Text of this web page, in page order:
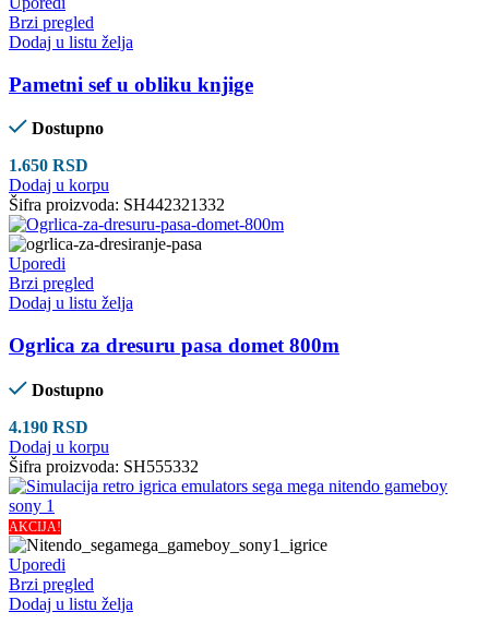
Brzi pregled
Dodaj u listu želja
Pametni sef u obliku knjige
Dostupno
1.650 RSD
Dodaj u korpu
Šifra proizvoda: SH442321332
Uporedi
Brzi pregled
Dodaj u listu želja
Ogrlica za dresuru pasa domet 800m
Dostupno
4.190 RSD
Dodaj u korpu
Šifra proizvoda: SH555332
AKCIJA!
Uporedi
Brzi pregled
Dodaj u listu želja